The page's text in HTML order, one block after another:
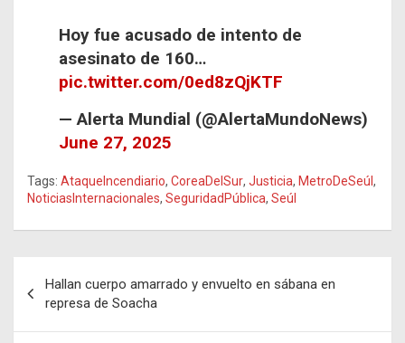
Hoy fue acusado de intento de
asesinato de 160…
pic.twitter.com/0ed8zQjKTF
— Alerta Mundial (@AlertaMundoNews)
June 27, 2025
Tags: AtaqueIncendiario, CoreaDelSur, Justicia, MetroDeSeúl ,
NoticiasInternacionales, SeguridadPública, Seúl
de
entradas
Hallan cuerpo amarrado y envuelto en sábana en
represa de Soacha